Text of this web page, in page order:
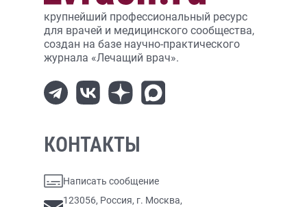
крупнейший профессиональный ресурс
для врачей и медицинского сообщества,
создан на базе научно-практического
журнала «Лечащий врач».
КОНТАКТЫ
Написать сообщение
123056, Россия, г. Москва,